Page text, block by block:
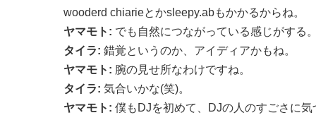
wooderd chiarieとかsleepy.abもかかるからね。
ヤマモト: でも自然につながっている感じがする
タイラ: 錯覚というのか、アイディアかもね。
ヤマモト: 腕の見せ所なわけですね。
タイラ: 気合いかな(笑)。
ヤマモト: 僕もDJを初めて、DJの人のすごさに